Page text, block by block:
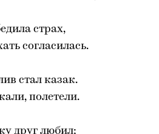
страх,
согласилась.
стал казак.
полетели.
друг любил;